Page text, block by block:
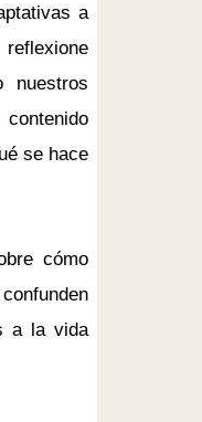
a
nuestros
se hace
cómo
a la vida